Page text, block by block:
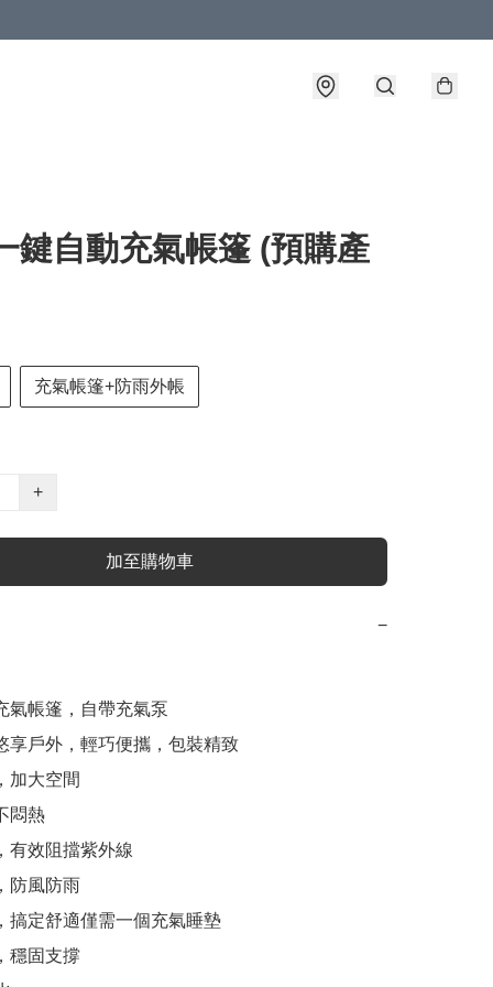
鍵自動充氣帳篷 (預購產
充氣帳篷+防雨外帳
+
加至購物車
−
氣帳篷，自帶充氣泵
享戶外，輕巧便攜，包裝精致
加大空間
悶熱
有效阻擋紫外線
防風防雨
搞定舒適僅需一個充氣睡墊
穩固支撐